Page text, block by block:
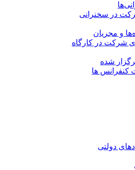
در سخنرانی
و مجریان
شرکت در کارگاه
شده
ها
دولتی